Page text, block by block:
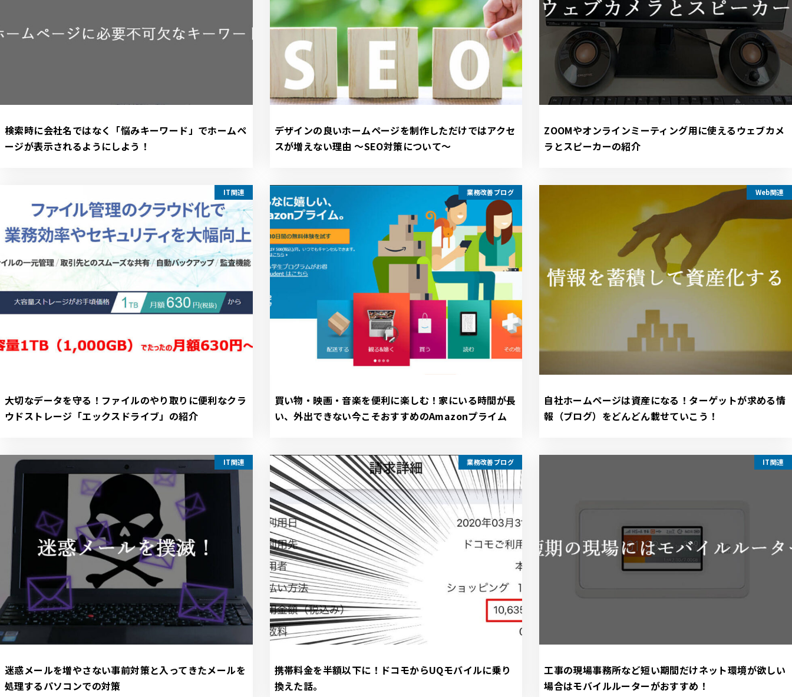
検索時に会社名ではなく「悩みキーワード」でホームペ
ージが表示されるようにしよう！
デザインの良いホームページを制作しただけではアクセ
スが増えない理由 ～SEO対策について～
ZOOMやオンラインミーティング用に使えるウェブカメ
ラとスピーカーの紹介
IT関連
大切なデータを守る！ファイルのやり取りに便利なクラ
ウドストレージ「エックスドライブ」の紹介
業務改善ブログ
買い物・映画・音楽を便利に楽しむ！家にいる時間が長
い、外出できない今こそおすすめのAmazonプライム
Web関連
自社ホームページは資産になる！ターゲットが求める情
報（ブログ）をどんどん載せていこう！
IT関連
迷惑メールを増やさない事前対策と入ってきたメールを
処理するパソコンでの対策
業務改善ブログ
携帯料金を半額以下に！ドコモからUQモバイルに乗り
換えた話。
IT関連
工事の現場事務所など短い期間だけネット環境が欲しい
場合はモバイルルーターがおすすめ！